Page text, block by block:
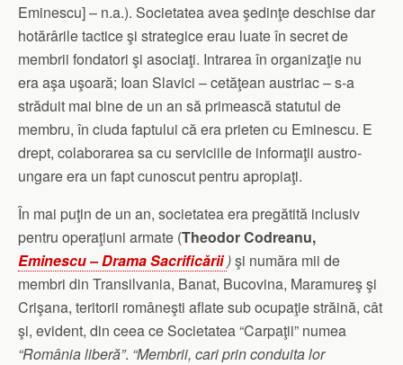
Eminescu] – n.a.). Societatea avea şedinţe deschise dar
hotărârile tactice şi strategice erau luate în secret de
membrii fondatori şi asociaţi. Intrarea în organizaţie nu
era aşa uşoară; Ioan Slavici – cetăţean austriac – s-a
străduit mai bine de un an să primească statutul de
membru, în ciuda faptului că era prieten cu Eminescu. E
drept, colaborarea sa cu serviciile de informaţii austro-
ungare era un fapt cunoscut pentru apropiaţi.
În mai puţin de un an, societatea era pregătită inclusiv
pentru operaţiuni armate (Theodor Codreanu,
Eminescu – Drama Sacrificării)şi număra mii de
membri din Transilvania, Banat, Bucovina, Maramureş şi
Crişana, teritorii româneşti aflate sub ocupaţie străină, cât
şi, evident, din ceea ce Societatea “Carpaţii” numea
“România liberă”. “Membrii, cari prin conduita lor